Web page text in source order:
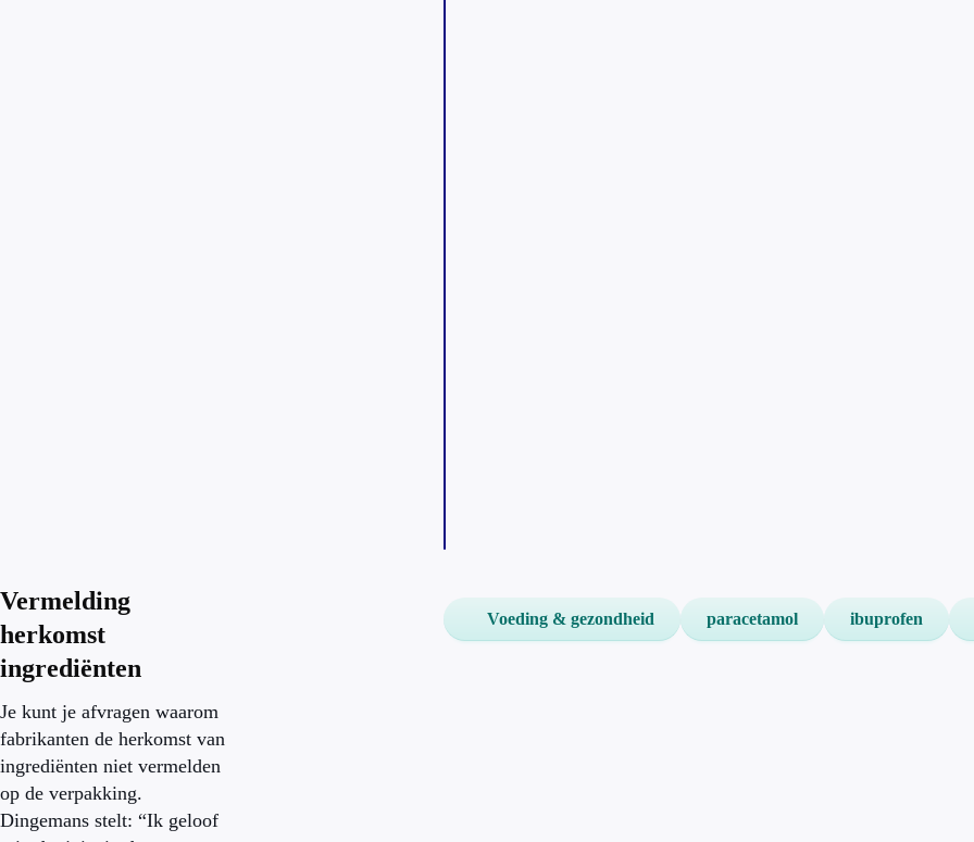
Vermelding
herkomst
ingrediënten
Je kunt je afvragen waarom
fabrikanten de herkomst van
ingrediënten niet vermelden
op de verpakking.
Dingemans stelt: “Ik geloof
Voeding & gezondheid paracetamol ibuprofen